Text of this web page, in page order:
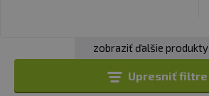
zobraziť ďalšie produkty
Upresniť filtre